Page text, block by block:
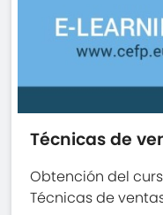
Técnicas de
Obtención del
Técnicas de